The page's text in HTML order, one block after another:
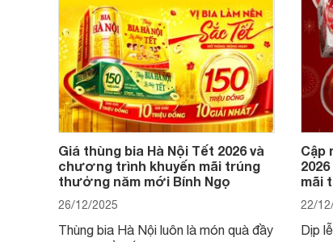
Giá thùng bia Hà Nội Tết 2026 và
chương trình khuyến mãi trúng
thưởng năm mới Bính Ngọ
26/12/2025
Thùng bia Hà Nội luôn là món quà đầy
Cập
mãi
22/
Dịp